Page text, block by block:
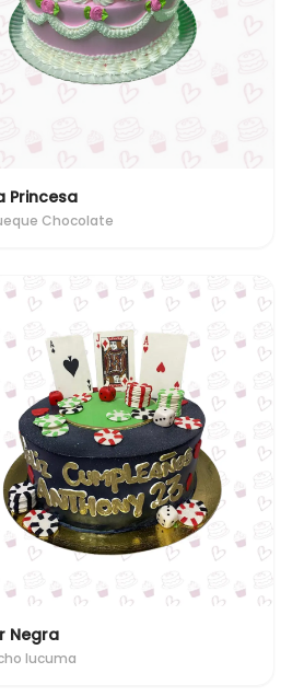
Princesa
Chocolate
Negra
lucuma